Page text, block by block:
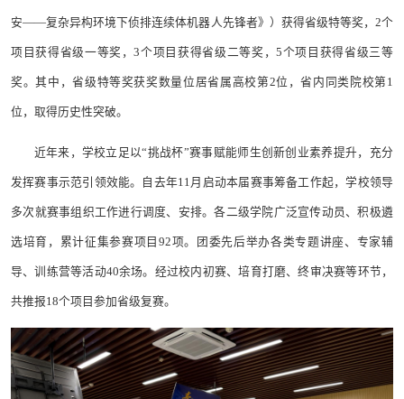
安——复杂异构环境下侦排连续体机器人先锋者》）获得省级特等奖，2个
项目获得省级一等奖，3个项目获得省级二等奖，5个项目获得省级三等
奖。其中，省级特等奖获奖数量位居省属高校第2位，省内同类院校第1
位，取得历史性突破。
近年来，学校立足以“挑战杯”赛事赋能师生创新创业素养提升，充分
发挥赛事示范引领效能。自去年11月启动本届赛事筹备工作起，学校领导
多次就赛事组织工作进行调度、安排。各二级学院广泛宣传动员、积极遴
选培育，累计征集参赛项目92项。团委先后举办各类专题讲座、专家辅
导、训练营等活动40余场。经过校内初赛、培育打磨、终审决赛等环节，
共推报18个项目参加省级复赛。